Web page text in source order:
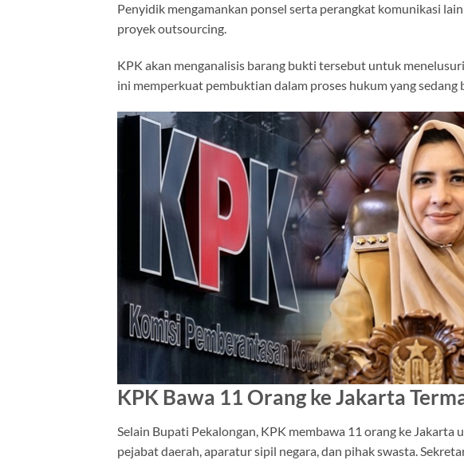
Penyidik mengamankan ponsel serta perangkat komunikasi
proyek outsourcing.
KPK akan menganalisis barang bukti tersebut untuk
ini memperkuat pembuktian dalam proses hukum yang sedang
KPK Bawa 11 Orang ke Jakarta
Selain Bupati Pekalongan, KPK membawa 11 orang ke
pejabat daerah, aparatur sipil negara, dan pihak swasta.